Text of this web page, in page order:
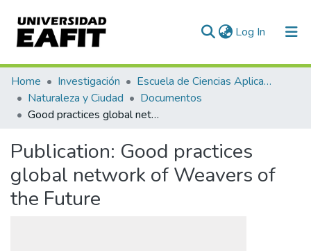
Log In (current)
Communities & Collections
All of DSpace
Home Investigación
Escuela de Ciencias Aplicadas e Ingeniería
Naturaleza y Ciudad
Documentos
Good practices global network of Weavers of the Future
Publication: Good practices
global network of Weavers of
the Future